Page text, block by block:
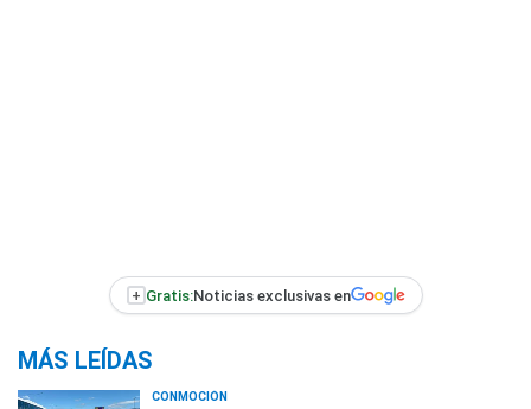
+ Gratis:Noticias exclusivas en
MÁS LEÍDAS
CONMOCIÓN